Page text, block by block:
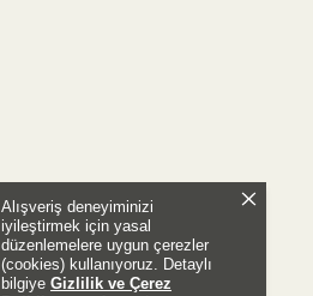
Alışveriş deneyiminizi
iyileştirmek için yasal
düzenlemelere uygun çerezler
(cookies) kullanıyoruz. Detaylı
bilgiye Gizlilik ve Çerez